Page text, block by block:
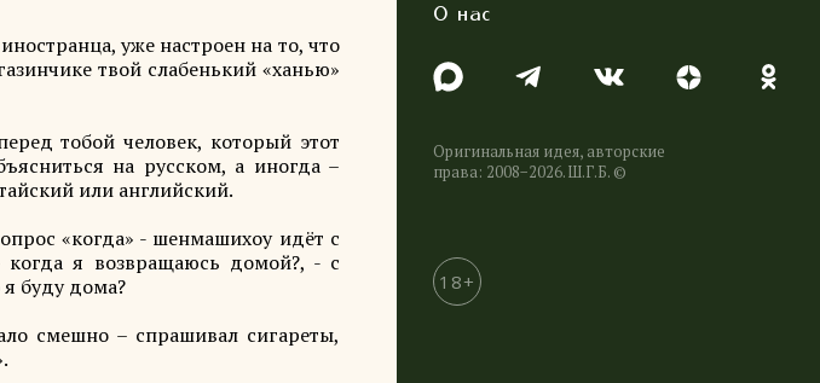
О нас
Оригинальная идея, авторские
права: 2008−2026. Ш.Г.Б. ©
18+
уже настроен на то, что
твой слабенький «ханью»
тобой человек, который этот
на русском, а иногда –
или английский.
«когда» - шенмашихоу идёт с
я возвращаюсь домой?, - с
буду дома?
смешно – спрашивал сигареты,